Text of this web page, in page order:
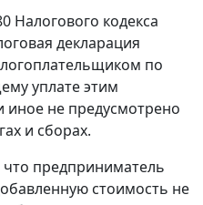
Налогового кодекса
декларация
по
уплате этим
иное не предусмотрено
и сборах.
что предприниматель
стоимость не